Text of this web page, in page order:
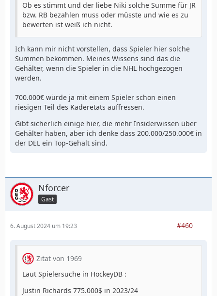
Ob es stimmt und der liebe Niki solche Summe für JR
bzw. RB bezahlen muss oder müsste und wie es zu
bewerten ist weiß ich nicht.
Ich kann mir nicht vorstellen, dass Spieler hier solche
Summen bekommen. Meines Wissens sind das die
Gehälter, wenn die Spieler in die NHL hochgezogen
werden.
700.000€ würde ja mit einem Spieler schon einen
riesigen Teil des Kaderetats auffressen.
Gibt sicherlich einige hier, die mehr Insiderwissen über
Gehälter haben, aber ich denke dass 200.000/250.000€ in
der DEL ein Top-Gehalt sind.
Nforcer
Gast
6. August 2024 um 19:23 #460
Zitat von 1969
Laut Spielersuche in HockeyDB :
Justin Richards 775.000$ in 2023/24